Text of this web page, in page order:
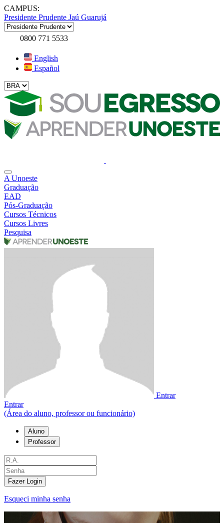
CAMPUS:
Presidente Prudente Jaú Guarujá
0800 771 5533
English
Español
A Unoeste
Graduação
EAD
Pós-Graduação
Cursos Técnicos
Cursos Livres
Pesquisa
Entrar
Entrar
(Área do aluno, professor ou funcionário)
Aluno
Professor
Fazer Login
Esqueci minha senha